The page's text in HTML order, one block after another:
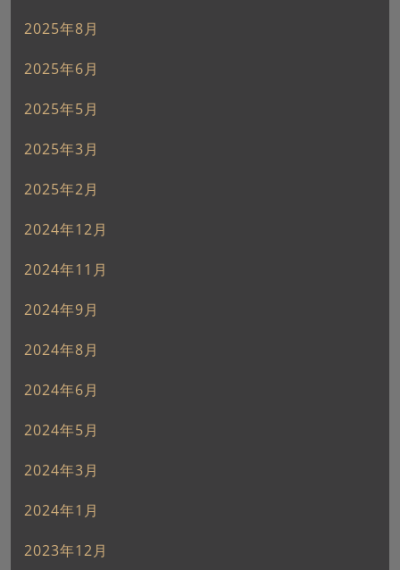
2025年8月
2025年6月
2025年5月
2025年3月
2025年2月
2024年12月
2024年11月
2024年9月
2024年8月
2024年6月
2024年5月
2024年3月
2024年1月
2023年12月